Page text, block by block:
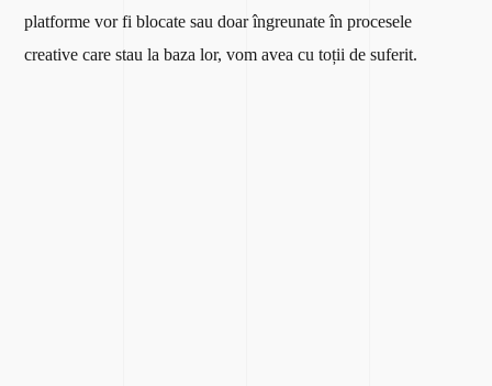
platforme vor fi blocate sau doar îngreunate în procesele
creative care stau la baza lor, vom avea cu toții de suferit.